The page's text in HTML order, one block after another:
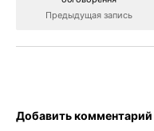
Предыдущая запись
Добавить комментарий